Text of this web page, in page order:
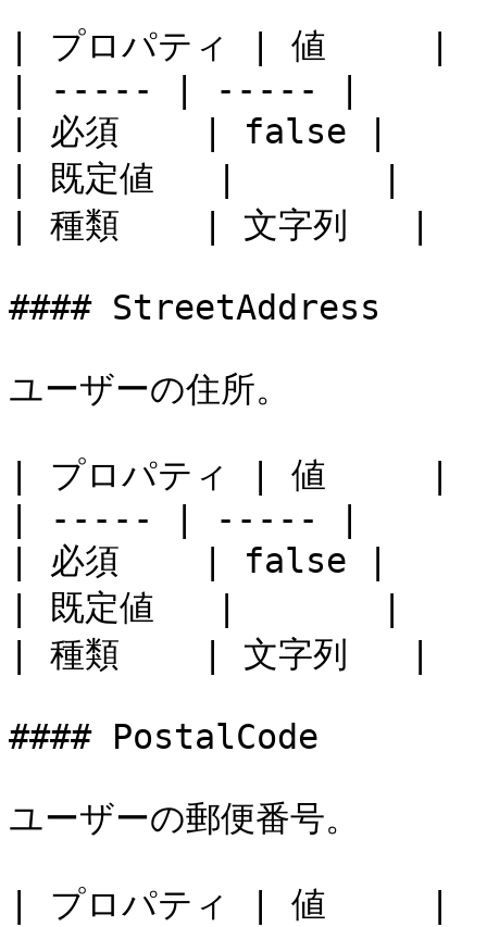
| プロパティ | 値     |
| ----- | ----- |
| 必須    | false |
| 既定値   |       |
| 種類    | 文字列   |
#### StreetAddress
ユーザーの住所。
| プロパティ | 値     |
| ----- | ----- |
| 必須    | false |
| 既定値   |       |
| 種類    | 文字列   |
#### PostalCode
ユーザーの郵便番号。
| プロパティ | 値     |